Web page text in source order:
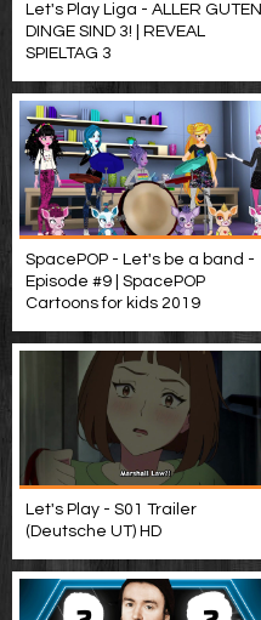
Let's Play Liga - ALLER GUTEN
DINGE SIND 3! | REVEAL
SPIELTAG 3
SpacePOP - Let's be a band -
Episode #9 | SpacePOP
Cartoons for kids 2019
Let's Play - S01 Trailer
(Deutsche UT) HD